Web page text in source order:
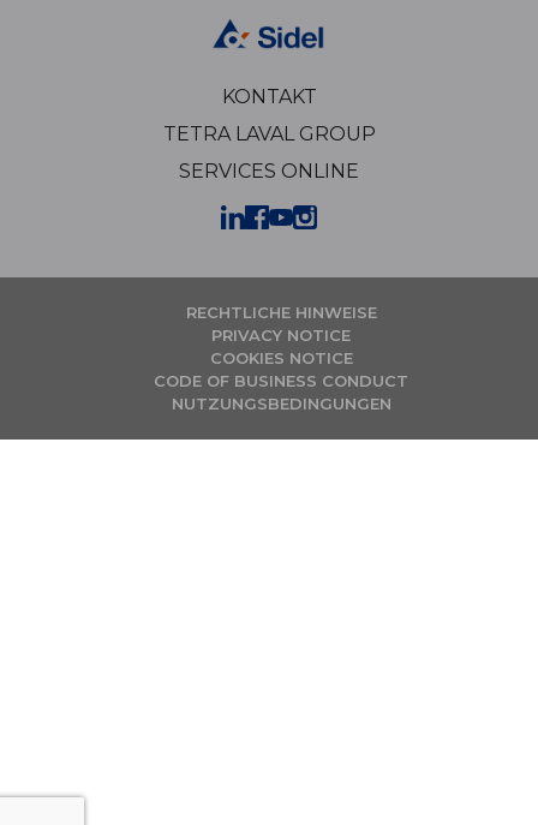
KONTAKT
TETRA LAVAL GROUP
SERVICES ONLINE
RECHTLICHE HINWEISE
PRIVACY NOTICE
COOKIES NOTICE
CODE OF BUSINESS CONDUCT
NUTZUNGSBEDINGUNGEN